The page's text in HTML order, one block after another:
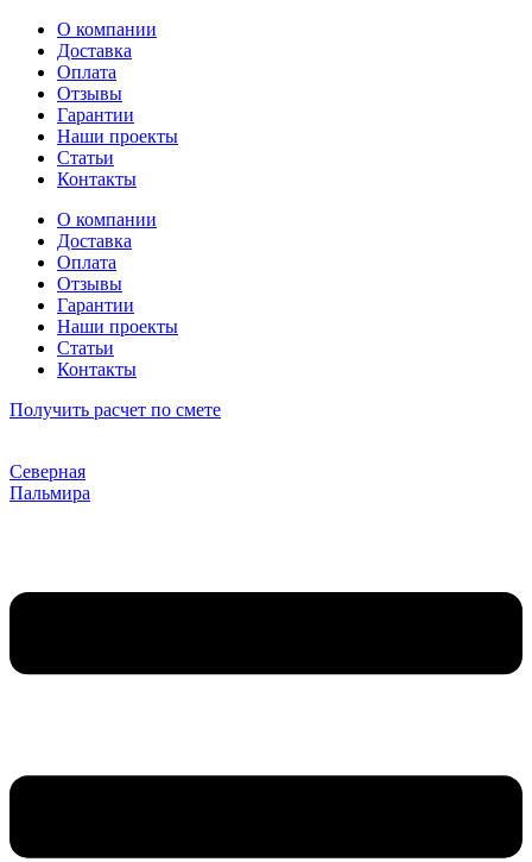
Перейти
содержимому
О компании
Доставка
Оплата
Отзывы
Гарантии
Наши проекты
Статьи
Контакты
О компании
Доставка
Оплата
Отзывы
Гарантии
Наши проекты
Статьи
Контакты
Получить расчет по смете
Северная
Пальмира